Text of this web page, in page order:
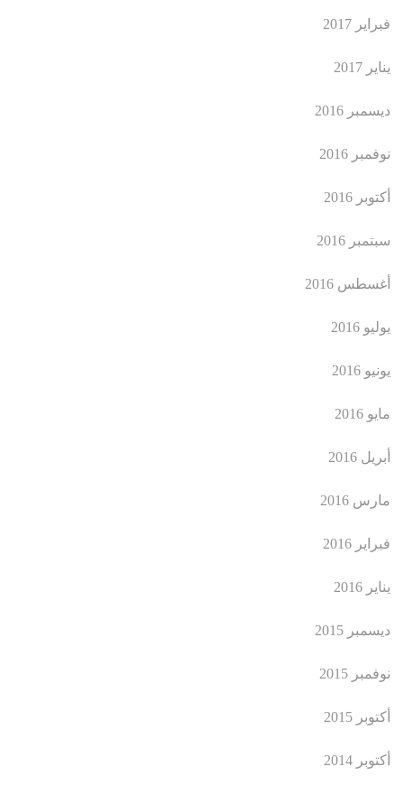
فبراير 2017
يناير 2017
ديسمبر 2016
نوفمبر 2016
أكتوبر 2016
سبتمبر 2016
أغسطس 2016
يوليو 2016
يونيو 2016
مايو 2016
أبريل 2016
مارس 2016
فبراير 2016
يناير 2016
ديسمبر 2015
نوفمبر 2015
أكتوبر 2015
أكتوبر 2014